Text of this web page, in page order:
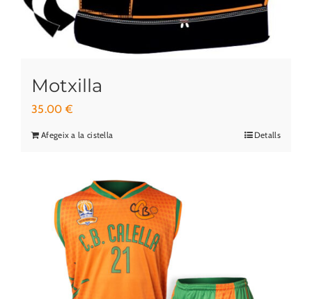
Motxilla
35.00€
Afegeix a la cistella Detalls